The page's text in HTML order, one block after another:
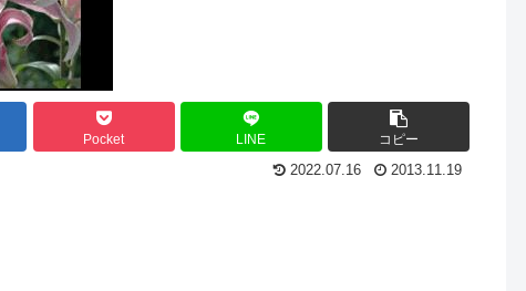
Pocket LINE コピー
2022.07.16 2013.11.19